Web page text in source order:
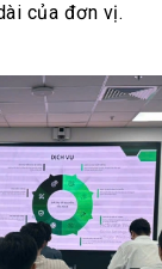
của đơn vị.